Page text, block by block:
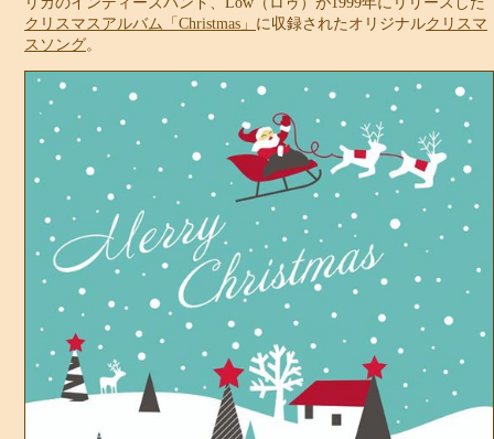
クリスマスアルバム「Christmas」 に収録されたオリジナルクリスマ
スソング。